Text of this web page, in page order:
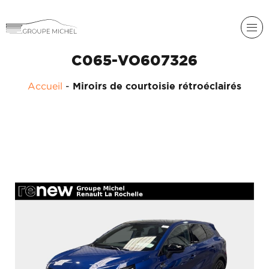
ALPINE
NOS
SERVICES
C065-VO607326
Accueil - Miroirs de courtoisie rétroéclairés